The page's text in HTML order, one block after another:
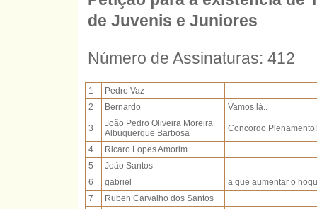
de Juvenis e Juniores
Número de Assinaturas: 412
1
Pedro Vaz
2
Bernardo Vamos lá..
3
João Pedro Oliveira Moreira
Albuquerque Barbosa
Concordo Plenamento!
4
Ricaro Lopes Amorim
5
João Santos
6
gabriel
a que aumentar o
7
Ruben Carvalho dos Santos